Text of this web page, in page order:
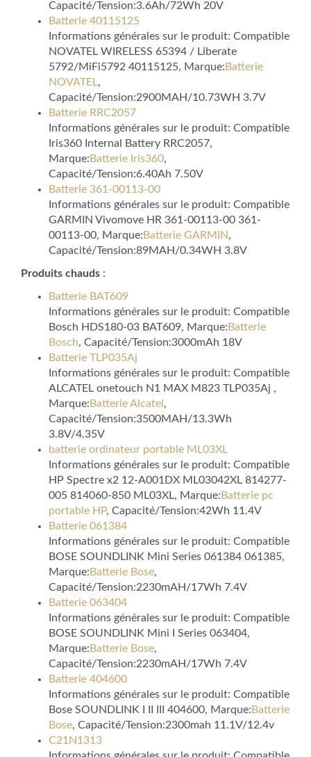
Capacité/Tension:3.6Ah/72Wh 20V
Batterie 40115125
Informations générales sur le produit: Compatible
NOVATEL WIRELESS 65394 / Liberate
5792/MiFi5792 40115125, Marque: Batterie
NOVATEL,
Capacité/Tension:2900MAH/10.73WH 3.7V
Batterie RRC2057
Informations générales sur le produit: Compatible
Iris360 Internal Battery RRC2057,
Marque: Batterie Iris360,
Capacité/Tension:6.40Ah 7.50V
Batterie 361-00113-00
Informations générales sur le produit: Compatible
GARMIN Vivomove HR 361-00113-00 361-
00113-00, Marque: Batterie GARMIN,
Capacité/Tension:89MAH/0.34WH 3.8V
Produits chauds :
Batterie BAT609
Informations générales sur le produit: Compatible
Bosch HDS180-03 BAT609, Marque: Batterie
Bosch, Capacité/Tension:3000mAh 18V
Batterie TLP035Aj
Informations générales sur le produit: Compatible
ALCATEL onetouch N1 MAX M823 TLP035Aj ,
Marque: Batterie Alcatel ,
Capacité/Tension:3500MAH/13.3Wh
3.8V/4.35V
batterie ordinateur portable ML03XL
Informations générales sur le produit: Compatible
HP Spectre x2 12-A001DX ML03042XL 814277-
005 814060-850 ML03XL, Marque: Batterie pc
portable HP, Capacité/Tension:42Wh 11.4V
Batterie 061384
Informations générales sur le produit: Compatible
BOSE SOUNDLINK Mini Series 061384 061385,
Marque: Batterie Bose,
Capacité/Tension:2230mAH/17Wh 7.4V
Batterie 063404
Informations générales sur le produit: Compatible
BOSE SOUNDLINK Mini I Series 063404,
Marque: Batterie Bose,
Capacité/Tension:2230mAH/17Wh 7.4V
Batterie 404600
Informations générales sur le produit: Compatible
Bose SOUNDLINK I II III 404600, Marque: Batterie
Bose, Capacité/Tension:2300mah 11.1V/12.4v
C21N1313